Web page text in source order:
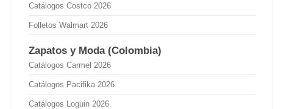
Catálogos Costco 2026
Folletos Walmart 2026
Zapatos y Moda (Colombia)
Catálogos Carmel 2026
Catálogos Pacifika 2026
Catálogos Loguin 2026